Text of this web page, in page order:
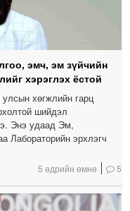
эмч, эм зүйчийн
хэрэглэх ёстой
хөгжлийн гарц
шийдэл
Энэ удаад Эм,
Лабораторийн эрхлэгч
5 өдрийн өмнө 5